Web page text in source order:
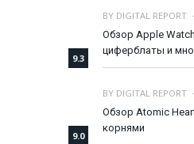
9.3
BY DIGITAL REPORT
Обзор Apple
циферблаты и
9.0
BY DIGITAL REPORT
Обзор Atomic
корнями